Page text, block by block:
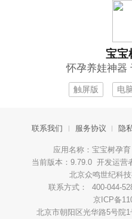
宝宝
怀孕养娃神器
触屏版 电
联系我们 服务协议 隐
应用名称：宝宝树孕
当前版本：9.79.0 开发运营
北京众鸣世纪科
联系方式： 400-044-
京ICP备
北京市朝阳区光华路5号院